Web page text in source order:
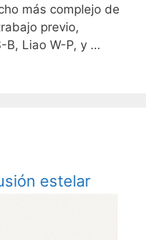
más complejo de
previo,
B, Liao W-P, y …
estelar